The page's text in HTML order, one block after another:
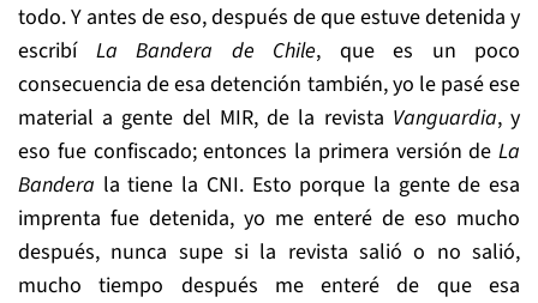
todo. Y antes de eso, después de que estuve detenida y
escribí La Bandera de Chile, que es un poco
consecuencia de esa detención también, yo le pasé ese
material a gente del MIR, de la revista Vanguardia, y
eso fue confiscado; entonces la primera versión de La
Bandera la tiene la CNI. Esto porque la gente de esa
imprenta fue detenida, yo me enteré de eso mucho
después, nunca supe si la revista salió o no salió,
mucho tiempo después me enteré de que esa